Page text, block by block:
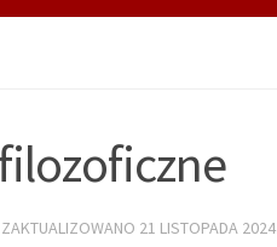
ZAKTUALIZOWANO 21 LISTOPADA 2024